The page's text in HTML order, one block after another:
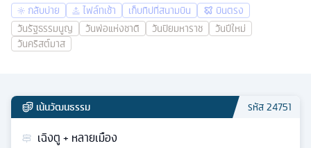
กลับบ่าย ไฟล์ทเช้า เก็บทิปที่สนามบิน
บินตรง
วันรัฐธรรมนูญ
วันพ่อแห่งชาติ วันปิยมหาราช
วันปีใหม่
วันคริสต์มาส
เน้นวัฒนธรรม รหัส24751
เฉิงตู + หลายเมือง